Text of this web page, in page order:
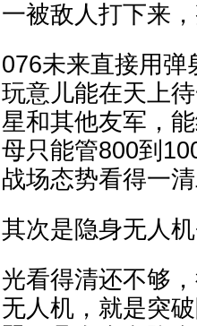
一被敌人打下来
076未来直接用弹
玩意儿能在天上
星和其他友军，
母只能管800到
战场态势看得一清
其次是隐身无人
光看得清还不够
无人机，就是突